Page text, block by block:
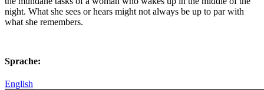
night. What she sees or hears might not always be up to par with
what she remembers.
Sprache:
English